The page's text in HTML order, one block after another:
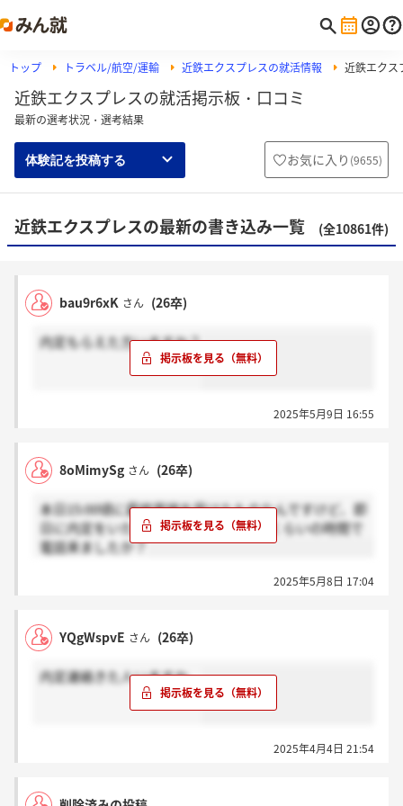
トップ トラベル/航空/運輸 近鉄エクスプレスの就活情報 近鉄エクス
近鉄エクスプレスの就活掲示板・口コミ
最新の選考状況・選考結果
体験記を投稿する お気に入り (9655)
近鉄エクスプレスの最新の書き込み一覧 (全10861件)
bau9r6xK さん (26卒)
内定もらえた方いますか？
2025年5月9日 16:55
8oMimySg さん (26卒)
本日15:00頃に最終面接を受けたものなんですけど、即
日に内定をいただいた方は面接後どのくらいの時間で
電話来ましたか？
2025年5月8日 17:04
YQgWspvE さん (26卒)
内定連絡きた人いますか。
2025年4月4日 21:54